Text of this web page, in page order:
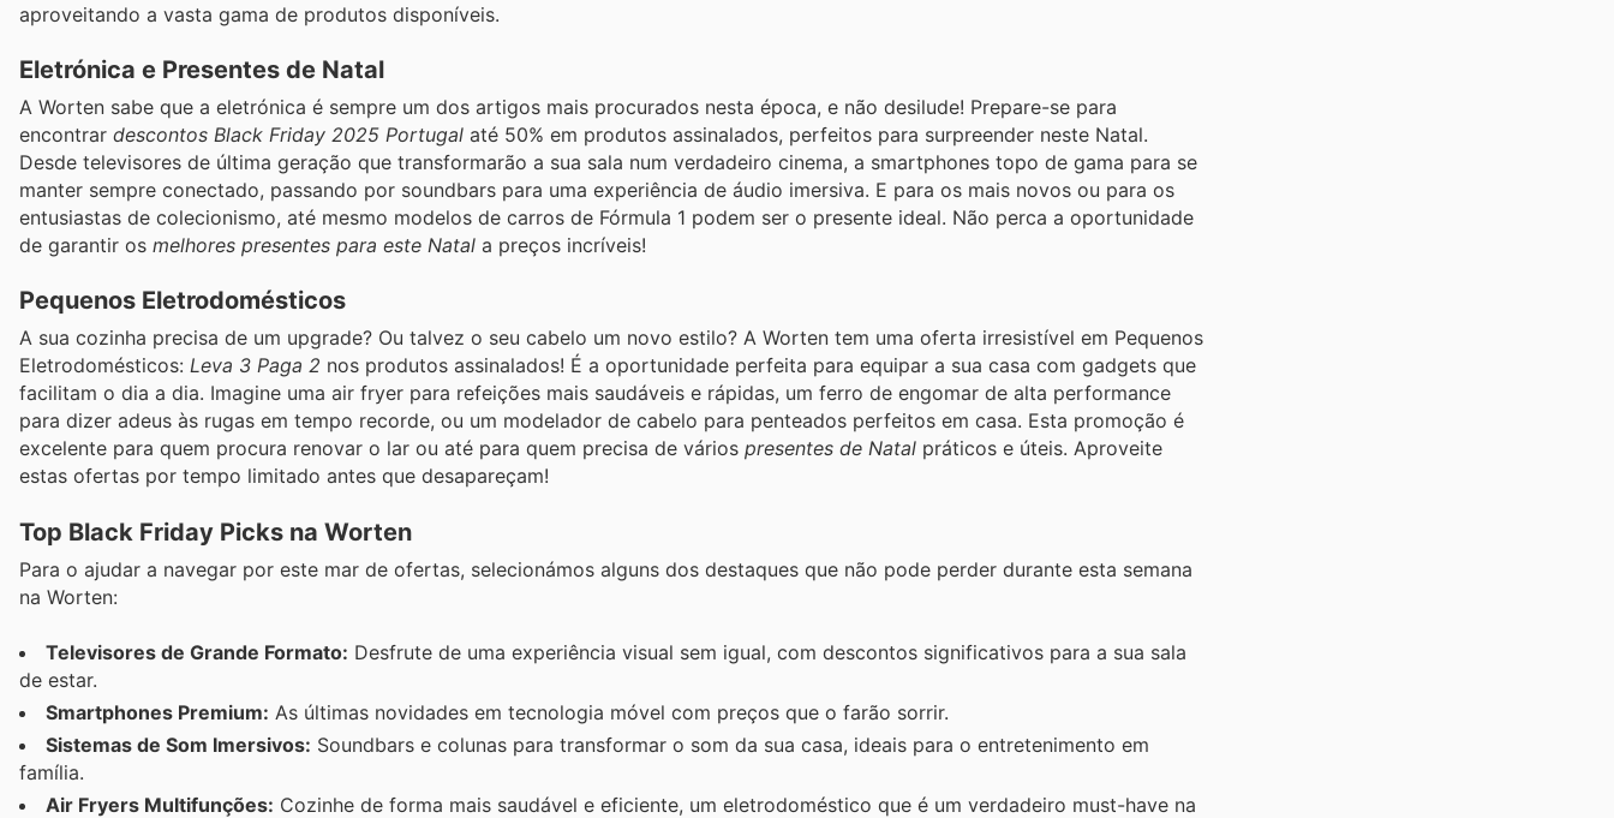
aproveitando a vasta gama de produtos disponíveis.
Eletrónica e Presentes de Natal
A Worten sabe que a eletrónica é sempre um dos artigos mais procurados nesta época, e não desilude! Prepare-se para
encontrar descontos Black Friday 2025 Portugal até 50% em produtos assinalados, perfeitos para surpreender neste Natal.
Desde televisores de última geração que transformarão a sua sala num verdadeiro cinema, a smartphones topo de gama para se
manter sempre conectado, passando por soundbars para uma experiência de áudio imersiva. E para os mais novos ou para os
entusiastas de colecionismo, até mesmo modelos de carros de Fórmula 1 podem ser o presente ideal. Não perca a oportunidade
de garantir os melhores presentes para este Natal a preços incríveis!
Pequenos Eletrodomésticos
A sua cozinha precisa de um upgrade? Ou talvez o seu cabelo um novo estilo? A Worten tem uma oferta irresistível em Pequenos
Eletrodomésticos: Leva 3 Paga 2 nos produtos assinalados! É a oportunidade perfeita para equipar a sua casa com gadgets que
facilitam o dia a dia. Imagine uma air fryer para refeições mais saudáveis e rápidas, um ferro de engomar de alta performance
para dizer adeus às rugas em tempo recorde, ou um modelador de cabelo para penteados perfeitos em casa. Esta promoção é
excelente para quem procura renovar o lar ou até para quem precisa de vários presentes de Natal práticos e úteis. Aproveite
estas ofertas por tempo limitado antes que desapareçam!
Top Black Friday Picks na Worten
Para o ajudar a navegar por este mar de ofertas, selecionámos alguns dos destaques que não pode perder durante esta semana
na Worten:
Televisores de Grande Formato: Desfrute de uma experiência visual sem igual, com descontos significativos para a sua sala
de estar.
Smartphones Premium: As últimas novidades em tecnologia móvel com preços que o farão sorrir.
Sistemas de Som Imersivos: Soundbars e colunas para transformar o som da sua casa, ideais para o entretenimento em
família.
Air Fryers Multifunções: Cozinhe de forma mais saudável e eficiente, um eletrodoméstico que é um verdadeiro must-have na